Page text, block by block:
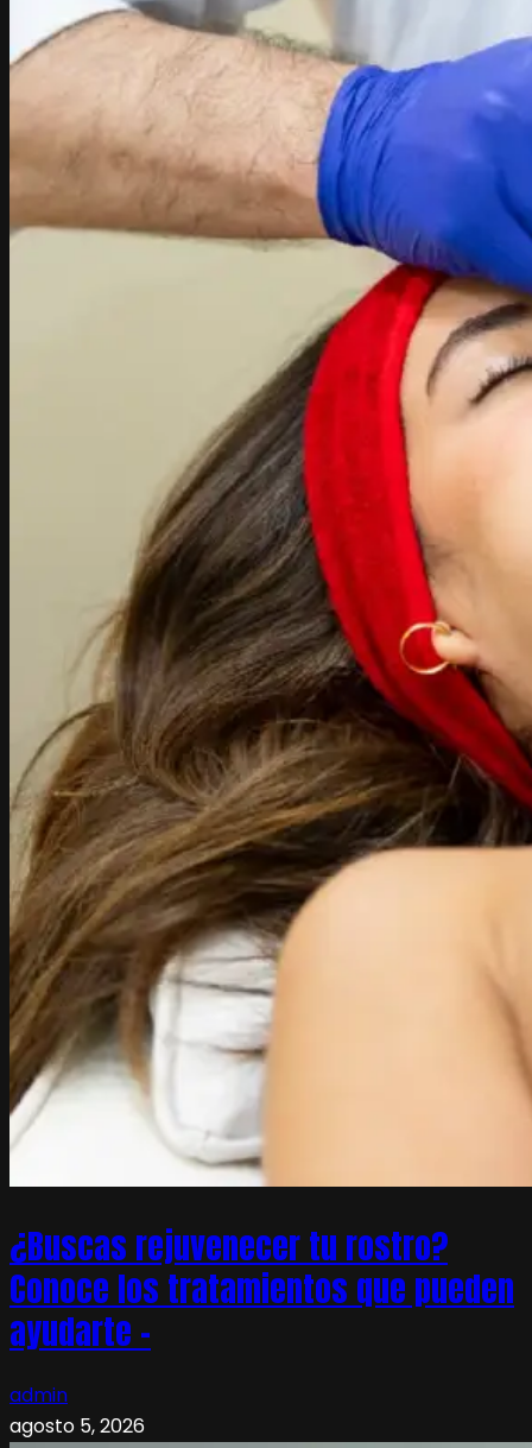
¿Buscas rejuvenecer tu rostro?
Conoce los tratamientos que pueden
ayudarte –
admin
agosto 5, 2026